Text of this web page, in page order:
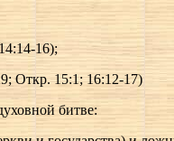
16);
Откр. 15:1; 16:12-17)
битве: